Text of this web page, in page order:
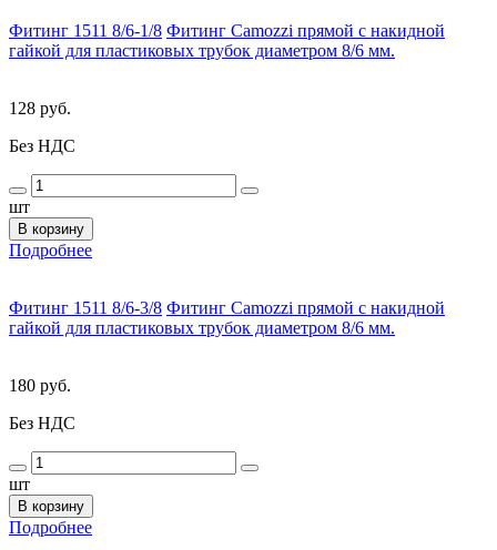
Фитинг 1511 8/6-1/8 Фитинг Camozzi прямой с накидной
гайкой для пластиковых трубок диаметром 8/6 мм.
128 руб.
Без НДС
шт
В корзину
Подробнее
Фитинг 1511 8/6-3/8 Фитинг Camozzi прямой с накидной
гайкой для пластиковых трубок диаметром 8/6 мм.
180 руб.
Без НДС
шт
В корзину
Подробнее